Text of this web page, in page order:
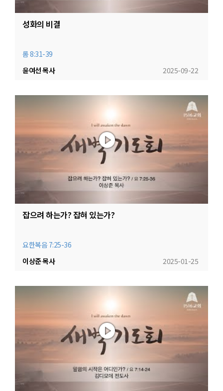
성화의 비결
롬 8:31-39
2025-09-22
윤여선 목사
잡으려 하는가? 잡혀 있는가?
요한복음 7:25-36
2025-01-25
이상준 목사